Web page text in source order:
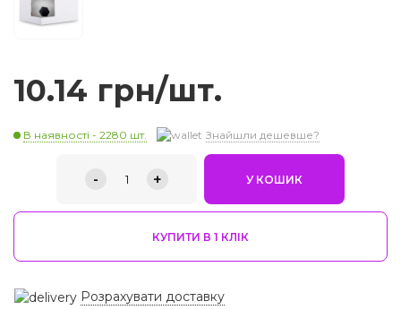
10.14 грн/шт.
В наявності - 2280 шт. Знайшли дешевше?
- 1 + У КОШИК
КУПИТИ В 1 КЛIК
Розрахувати доставку